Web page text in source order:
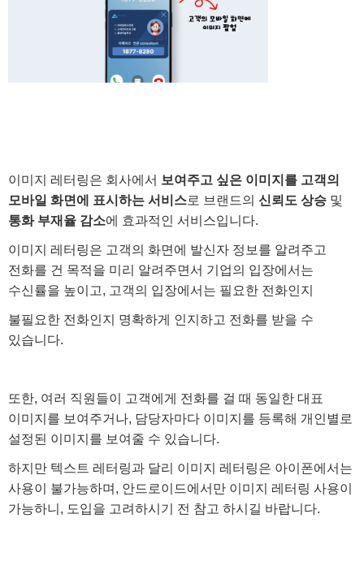
이미지 레터링은 회사에서 보여주고 싶은 이미지를 고객의
모바일 화면에 표시하는 서비스로 브랜드의 신뢰도 상승 및
통화 부재율 감소에 효과적인 서비스입니다.
이미지 레터링은 고객의 화면에 발신자 정보를 알려주고
전화를 건 목적을 미리 알려주면서 기업의 입장에서는
수신률을 높이고, 고객의 입장에서는 필요한 전화인지
불필요한 전화인지 명확하게 인지하고 전화를 받을 수
있습니다.
또한, 여러 직원들이 고객에게 전화를 걸 때 동일한 대표
이미지를 보여주거나, 담당자마다 이미지를 등록해 개인별로
설정된 이미지를 보여줄 수 있습니다.
하지만 텍스트 레터링과 달리 이미지 레터링은 아이폰에서는
사용이 불가능하며, 안드로이드에서만 이미지 레터링 사용이
가능하니, 도입을 고려하시기 전 참고 하시길 바랍니다.